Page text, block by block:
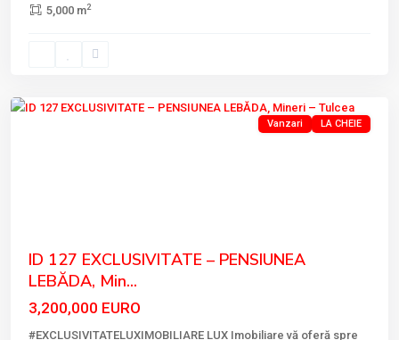
5,000 m2
Vanzari LA CHEIE
ID 127 EXCLUSIVITATE – PENSIUNEA
LEBĂDA, Min...
3,200,000 EURO
#EXCLUSIVITATELUXIMOBILIARE LUX Imobiliare vă oferă spre